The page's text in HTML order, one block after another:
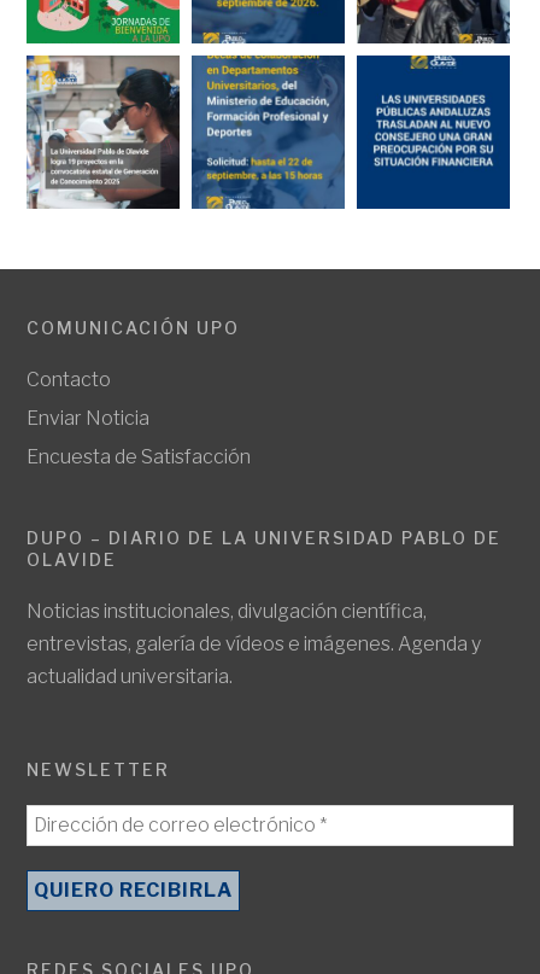
COMUNICACIÓN UPO
Contacto
Enviar Noticia
Encuesta de Satisfacción
DUPO – DIARIO DE LA UNIVERSIDAD PABLO DE
OLAVIDE
Noticias institucionales, divulgación científica,
entrevistas, galería de vídeos e imágenes. Agenda y
actualidad universitaria.
NEWSLETTER
REDES SOCIALES UPO